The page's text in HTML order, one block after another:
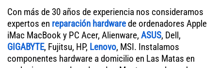
Con más de 30 años de experiencia nos consideramos
expertos en reparación hardwarede ordenadores Apple
iMac MacBook y PC Acer, Alienware, ASUS, Dell,
GIGABYTE, Fujitsu, HP, Lenovo, MSI. Instalamos
componentes hardware a domicilio en Las Matas en